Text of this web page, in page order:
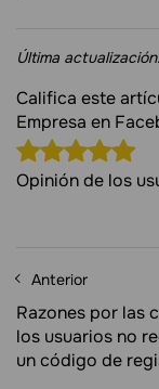
Última
Califica este
Empresa en
Opinión de los
Anterior
Razones por las
los usuarios no
un código de